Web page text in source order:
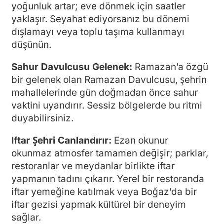
yoğunluk artar; eve dönmek için saatler
yaklaşır. Seyahat ediyorsanız bu dönemi
dışlamayı veya toplu taşıma kullanmayı
düşünün.
Sahur Davulcusu Gelenek: Ramazan’a özgü
bir gelenek olan Ramazan Davulcusu, şehrin
mahallelerinde gün doğmadan önce sahur
vaktini uyandırır. Sessiz bölgelerde bu ritmi
duyabilirsiniz.
Iftar Şehri Canlandırır: Ezan okunur
okunmaz atmosfer tamamen değişir; parklar,
restoranlar ve meydanlar birlikte iftar
yapmanın tadını çıkarır. Yerel bir restoranda
iftar yemeğine katılmak veya Boğaz’da bir
iftar gezisi yapmak kültürel bir deneyim
sağlar.